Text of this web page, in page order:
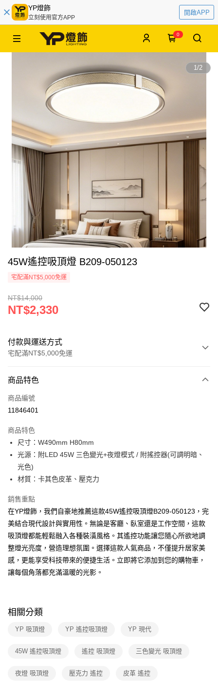
YP燈飾
立刻使用官方APP
開啟APP
0
1/2
45W遙控吸頂燈 B209-050123
宅配滿NT$5,000免運
NT$14,000
NT$2,330
付款與運送方式
宅配滿NT$5,000免運
信用卡一次付款
LINE Pay
街口支付
悠遊付
Google Pay
全盈+PAY
AFTEE先享後付
相關說明
【關於「AFTEE先享後付」】
AFTEE先享後付是「在收到商品之後才付款」的支付方式。 讓您購物簡單
便利好安心！
１．簡單：不需註冊會員、不需綁卡、不需儲值。
２．便利：只要手機號碼，簡訊認證，即可結帳。
結帳頁面，進行簡訊認證並確認金額後，即可完成結帳。
３．收到繳費通知簡訊後14天內，點擊此簡訊中的連結，可透過四大超商／
※ 請注意：結帳手續完成當下不需立刻繳費，但若您需要取消訂單，請聯絡
※ 交易是否成功請以「AFTEE先享後付 」之結帳頁面顯示為準，若有關於
商品特色
商品編號
11846401
商品特色
尺寸：W490mm H80mm
光源：附LED 45W 三色變光+夜燈模式 / 附搖控器(可調明暗、
光色)
材質：卡其色皮革、壓克力
銷售重點
在YP燈飾，我們自豪地推薦這款45W遙控吸頂燈B209-050123，完
美結合現代設計與實用性。無論是客廳、臥室還是工作空間，這款
吸頂燈都能輕鬆融入各種裝潢風格。其遙控功能讓您隨心所欲地調
整燈光亮度，營造理想氛圍。選擇這款人氣商品，不僅提升居家美
感，更能享受科技帶來的便捷生活。立即將它添加到您的購物車，
讓每個角落都充滿溫暖的光影。
相關分類
YP 吸頂燈 YP 遙控吸頂燈 YP 現代
45W 遙控吸頂燈 遙控 吸頂燈 三色變光 吸頂燈
夜燈 吸頂燈 壓克力 遙控 皮革 遙控